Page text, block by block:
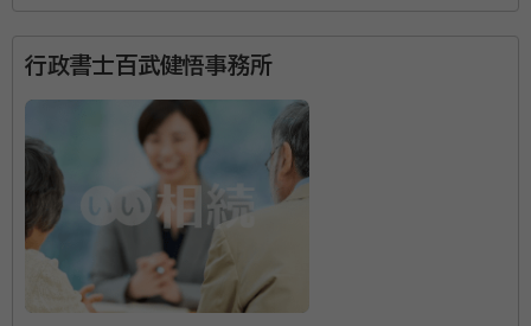
です。当事務所では、まずお話を丁寧に伺ったうえで、
今後の流れを説明し、ご納得いただき迅速にご対応さ
せていただきます。 相続関係だけでなく、各種許認可業
務、帰化申請などの国際関係業務、会社設立なども幅広
くご対応させていただいております。 どんな些細なこと
でも、お困りのことはまずお気軽にご相談ください。
資格等： 行政書士, 宅地建物取引士、総合旅行業取扱管理者
所属団体： 大阪府行政書士会
行政書士百武健悟事務所